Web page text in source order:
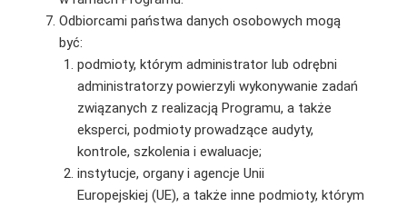
Odbiorcami państwa danych osobowych mogą
być:
podmioty, którym administrator lub odrębni
administratorzy powierzyli wykonywanie zadań
związanych z realizacją Programu, a także
eksperci, podmioty prowadzące audyty,
kontrole, szkolenia i ewaluacje;
instytucje, organy i agencje Unii
Europejskiej (UE), a także inne podmioty, którym